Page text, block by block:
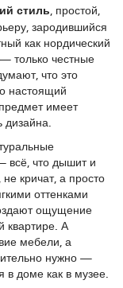
стиль, простой,
зародившийся
как нордический
только честные
что это
настоящий
имеет
дизайна.
всё, что дышит и
кричат, а просто
оттенками
ощущение
квартире. А
мебели, а
нужно —
в доме как в музее.